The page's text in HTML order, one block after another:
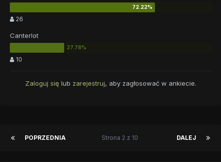
26
Canterlot
10
Zaloguj się lub zarejestruj, aby zagłosować w ankiecie.
POPRZEDNIA DALEJ
Strona 2 z 10